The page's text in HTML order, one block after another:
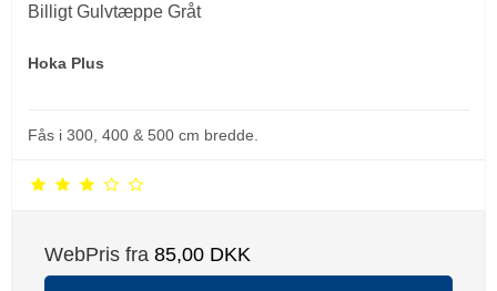
Billigt Gulvtæppe Gråt
Hoka Plus
Fås i 300, 400 & 500 cm bredde.
WebPris fra 85,00 DKK